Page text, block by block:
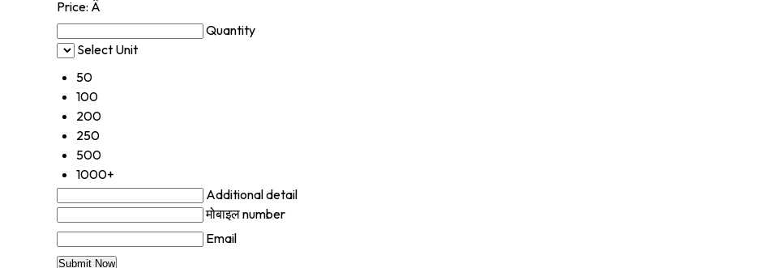
Price: Â
Quantity
Select Unit
50
100
200
250
500
1000+
Additional detail
मोबाइल number
Email